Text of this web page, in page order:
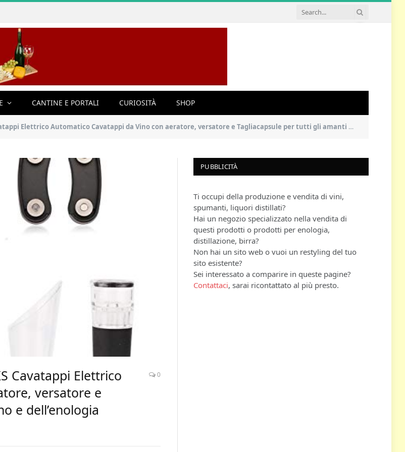
CANTINE E PORTALI CURIOSITÀ SHOP
Automatico Cavatappi da Vino con aeratore, versatore e Tagliacapsule per tutti gli amanti del vino e dell’enologia (Batterie non incluse)
Cavatappi Elettrico
versatore e
e dell’enologia
0
PUBBLICITÀ
Ti occupi della produzione e vendita di vini,
spumanti, liquori distillati?
Hai un negozio specializzato nella vendita di
questi prodotti o prodotti per enologia,
distillazione, birra?
Non hai un sito web o vuoi un restyling del tuo
sito esistente?
Sei interessato a comparire in queste pagine?
Contattaci, sarai ricontattato al più presto.